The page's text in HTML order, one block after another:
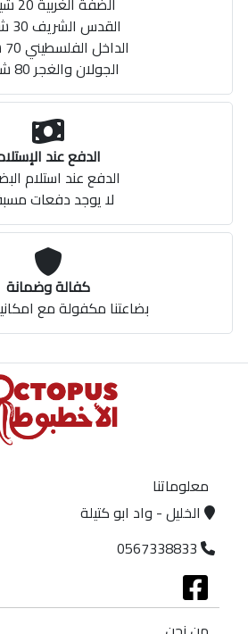
القدس الشريف 30 شيكل
الداخل الفلسطيني 70 شيكل
الجولان والغجر 80 شيكل
الدفع عند
الدفع عند استلام
لا يوجد دفعات
كفالة وضمانة
بضاعتنا مكفولة مع
معلوماتنا
الخليل - واد ابو كتيلة
0567338833